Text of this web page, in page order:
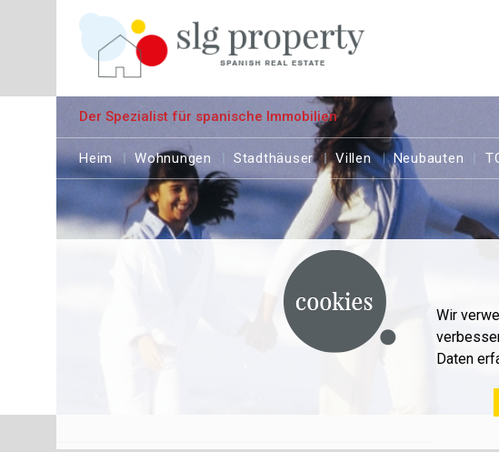
Wir
Daten
Der Spezialist für spanische Immobilien
Heim Wohnungen Stadthäuser Villen Neubauten